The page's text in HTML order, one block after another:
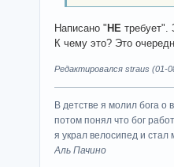
Написано "НЕ требует".
К чему это? Это
Редактировался straus (01-
В детстве я молил бога о
потом понял что бог
я украл велосипед и стал
Аль Пачино